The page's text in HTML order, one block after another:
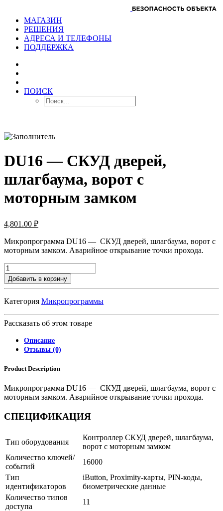
МАГАЗИН
РЕШЕНИЯ
АДРЕСА И ТЕЛЕФОНЫ
ПОДДЕРЖКА
ПОИСК
DU16 — СКУД дверей,
шлагбаума, ворот с
моторным замком
4,801.00 ₽
Микропрограмма DU16 — СКУД дверей, шлагбаума, ворот с
моторным замком. Аварийное открывание точки прохода.
Добавить в корзину
Категория Микропрограммы
Рассказать об этом товаре
Описание
Отзывы (0)
Product Description
Микропрограмма DU16 — СКУД дверей, шлагбаума, ворот с
моторным замком. Аварийное открывание точки прохода.
СПЕЦИФИКАЦИЯ
Тип оборудования
Контроллер СКУД дверей, шлагбаума,
ворот с моторным замком
Количество ключей/
событий
16000
Тип
идентификаторов
iButton, Proximity-карты, PIN-коды,
биометрические данные
Количество типов
доступа
11